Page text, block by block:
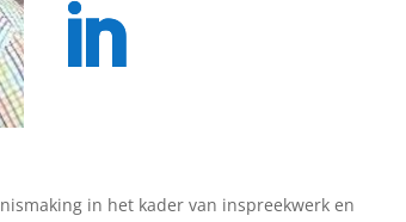
in het kader van inspreekwerk en